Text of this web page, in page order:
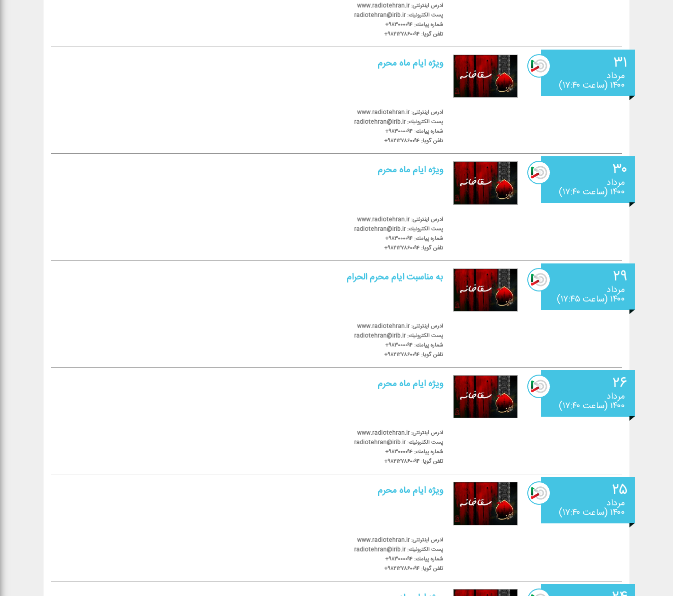
آدرس اینترنتی: www.radiotehran.ir
پست الكترونیك: radiotehran@irib.ir
شماره پیامك: ۹۸۳۰۰۰۰۹۴+
تلفن گویا: ۹۸۲۱۲۷۸۶۰۰۹۴+
۳۱
مرداد
۱۴۰۰ (ساعت ۱۷:۴۰)
ویژه ایام ماه محرم
آدرس اینترنتی: www.radiotehran.ir
پست الكترونیك: radiotehran@irib.ir
شماره پیامك: ۹۸۳۰۰۰۰۹۴+
تلفن گویا: ۹۸۲۱۲۷۸۶۰۰۹۴+
۳۰
مرداد
۱۴۰۰ (ساعت ۱۷:۴۰)
ویژه ایام ماه محرم
آدرس اینترنتی: www.radiotehran.ir
پست الكترونیك: radiotehran@irib.ir
شماره پیامك: ۹۸۳۰۰۰۰۹۴+
تلفن گویا: ۹۸۲۱۲۷۸۶۰۰۹۴+
۲۹
مرداد
۱۴۰۰ (ساعت ۱۷:۴۵)
به مناسبت ایام محرم الحرام
آدرس اینترنتی: www.radiotehran.ir
پست الكترونیك: radiotehran@irib.ir
شماره پیامك: ۹۸۳۰۰۰۰۹۴+
تلفن گویا: ۹۸۲۱۲۷۸۶۰۰۹۴+
۲۶
مرداد
۱۴۰۰ (ساعت ۱۷:۴۰)
ویژه ایام ماه محرم
آدرس اینترنتی: www.radiotehran.ir
پست الكترونیك: radiotehran@irib.ir
شماره پیامك: ۹۸۳۰۰۰۰۹۴+
تلفن گویا: ۹۸۲۱۲۷۸۶۰۰۹۴+
۲۵
مرداد
۱۴۰۰ (ساعت ۱۷:۴۰)
ویژه ایام ماه محرم
آدرس اینترنتی: www.radiotehran.ir
پست الكترونیك: radiotehran@irib.ir
شماره پیامك: ۹۸۳۰۰۰۰۹۴+
تلفن گویا: ۹۸۲۱۲۷۸۶۰۰۹۴+